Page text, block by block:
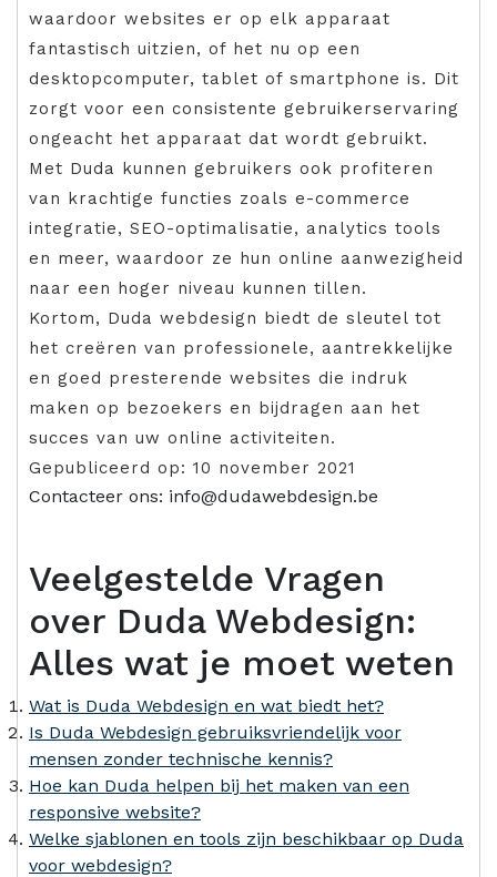
waardoor websites er op elk apparaat
fantastisch uitzien, of het nu op een
desktopcomputer, tablet of smartphone is. Dit
zorgt voor een consistente gebruikerservaring
ongeacht het apparaat dat wordt gebruikt.
Met Duda kunnen gebruikers ook profiteren
van krachtige functies zoals e-commerce
integratie, SEO-optimalisatie, analytics tools
en meer, waardoor ze hun online aanwezigheid
naar een hoger niveau kunnen tillen.
Kortom, Duda webdesign biedt de sleutel tot
het creëren van professionele, aantrekkelijke
en goed presterende websites die indruk
maken op bezoekers en bijdragen aan het
succes van uw online activiteiten.
Gepubliceerd op: 10 november 2021
Contacteer ons: info@dudawebdesign.be
Veelgestelde Vragen
over Duda Webdesign:
Alles wat je moet weten
Wat is Duda Webdesign en wat biedt het?
Is Duda Webdesign gebruiksvriendelijk voor
mensen zonder technische kennis?
Hoe kan Duda helpen bij het maken van een
responsive website?
Welke sjablonen en tools zijn beschikbaar op Duda
voor webdesign?